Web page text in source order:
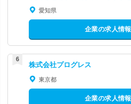
愛知県
企業の求人情
株式会社プログレス
東京都
企業の求人情